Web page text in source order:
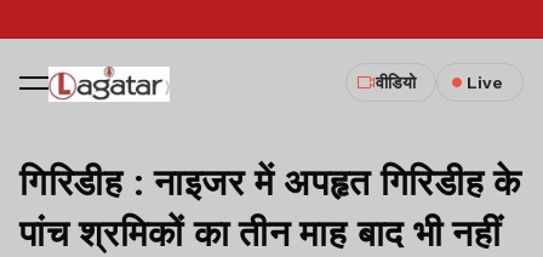
वीडियो Live
गिरिडीह : नाइजर में अपहृत गिरिडीह के
पांच श्रमिकों का तीन माह बाद भी नहीं